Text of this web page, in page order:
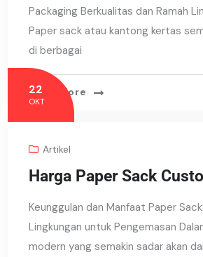
Packaging Berkualitas dan Ramah
Paper sack atau kantong kertas
di berbagai
Read More
22
OKT
Artikel
Harga Paper Sack
Keunggulan dan Manfaat Paper
Lingkungan untuk Pengemasan
modern yang semakin sadar akan